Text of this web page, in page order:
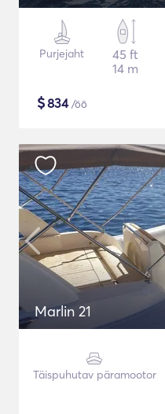
Purjejaht
45 ft
14 m
$834/öö
Marlin 21
Täispuhutav päramootor